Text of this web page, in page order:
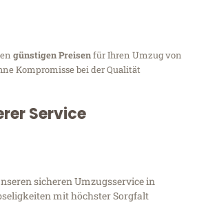
günstigen Preisenfür Ihren Umzug von
Kompromisse bei der Qualität
Service
sicheren Umzugsservice in
mit höchster Sorgfalt